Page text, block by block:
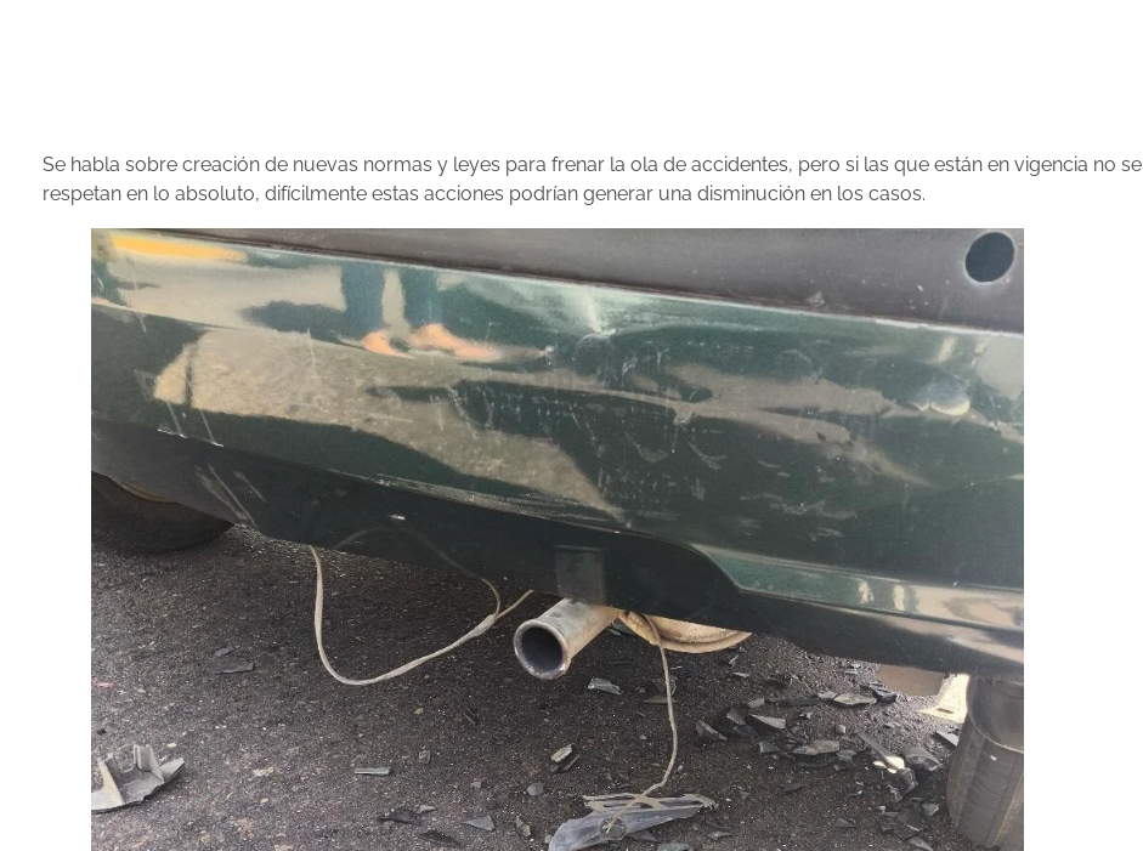
Se habla sobre creación de nuevas normas y leyes para frenar la ola de accidentes, pero si las que están en vigencia no se
respetan en lo absoluto, difícilmente estas acciones podrían generar una disminución en los casos.